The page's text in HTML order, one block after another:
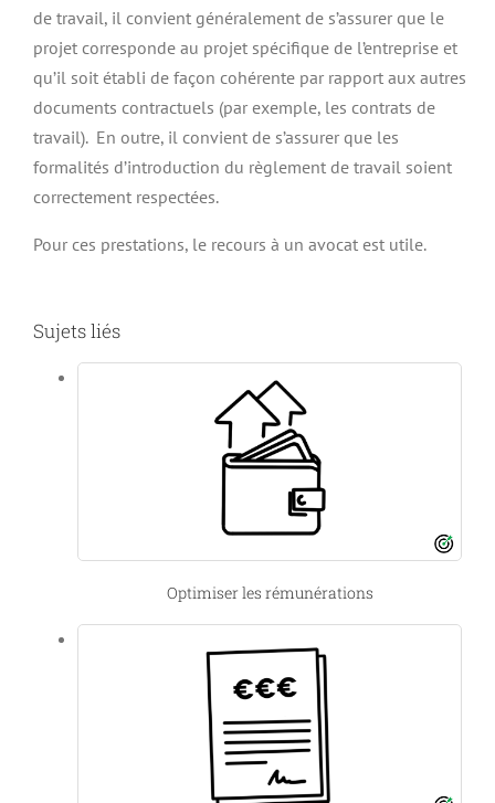
de travail, il convient généralement de s’assurer que le
projet corresponde au projet spécifique de l’entreprise et
qu’il soit établi de façon cohérente par rapport aux autres
documents contractuels (par exemple, les contrats de
travail). En outre, il convient de s’assurer que les
formalités d’introduction du règlement de travail soient
correctement respectées.
Pour ces prestations, le recours à un avocat est utile.
Sujets liés
Optimiser les rémunérations